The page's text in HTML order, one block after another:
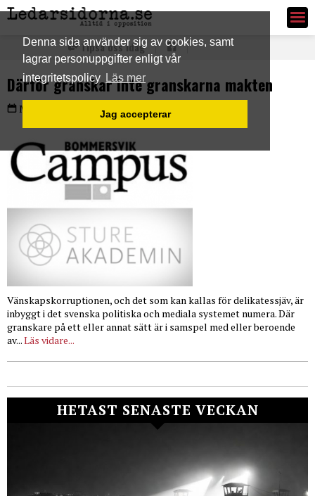
Denna sida använder sig av cookies, samt
lagrar personuppgifter enligt vår
integritetspolicy Läs mer
Jag accepterar
Ledarsidorna.se
Tipsa oss idag
Därför granskar inte granskarna makten
Måndag 30 nov 2020
Vänskapskorruptionen, och det som kan kallas för delikatessjäv, är
inbyggt i det svenska politiska och mediala systemet numera. Där
granskare på ett eller annat sätt är i samspel med eller beroende
av...Läs vidare...
HETAST SENASTE VECKAN